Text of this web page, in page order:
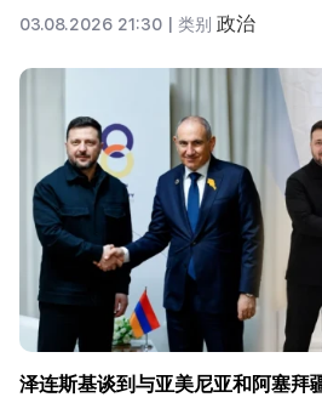
03.08.2026 21:30 | 类别 政治
泽连斯基谈到与亚美尼亚和阿塞拜